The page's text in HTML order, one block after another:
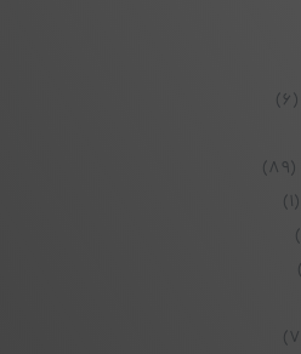
(۶)
(۸۹)
(۱)